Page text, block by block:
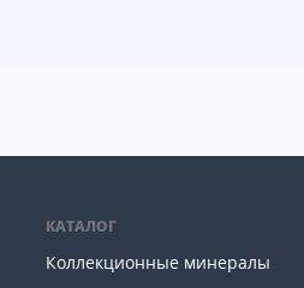
КАТАЛОГ
Коллекционные минералы